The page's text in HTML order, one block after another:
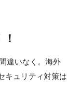
違いなく。海外
キュリティ対策は